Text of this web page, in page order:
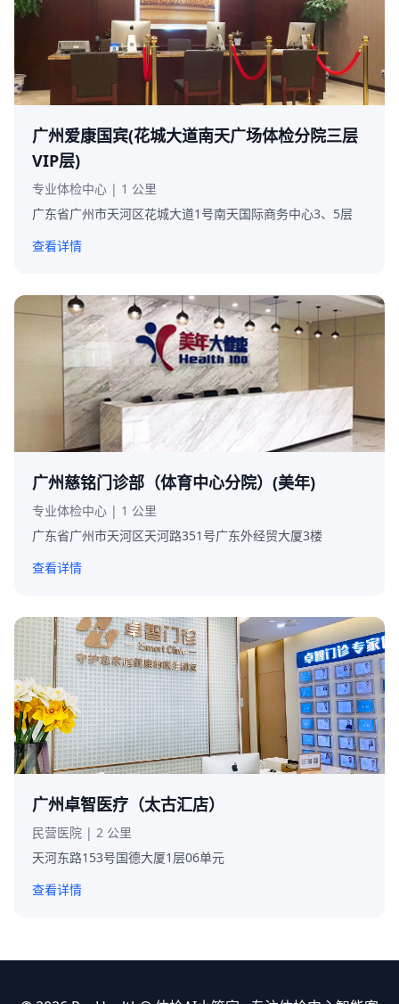
广州爱康国宾(花城大道南天广场体检分院三层
VIP层)
专业体检中心 | 1 公里
广东省广州市天河区花城大道1号南天国际商务中心3、5层
查看详情
广州慈铭门诊部（体育中心分院）(美年)
专业体检中心 | 1 公里
广东省广州市天河区天河路351号广东外经贸大厦3楼
查看详情
广州卓智医疗（太古汇店）
民营医院 | 2 公里
天河东路153号国德大厦1层06单元
查看详情